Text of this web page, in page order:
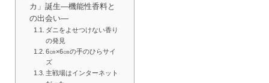
カ」誕生—機能性香料と
の出会い—
ダニをよせつけない香り
の発見
6㎝×6㎝の手のひらサイ
ズ
主戦場はインターネット